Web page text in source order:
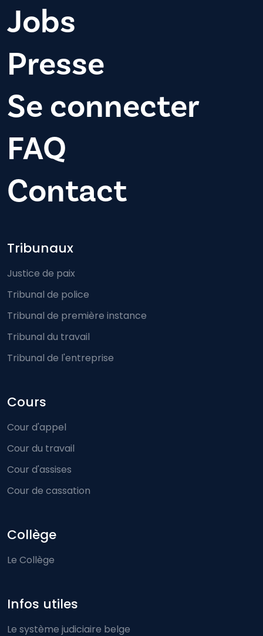
Jobs
Presse
Se connecter
FAQ
Contact
Footer-menu
Tribunaux
Justice de paix
Tribunal de police
Tribunal de première instance
Tribunal du travail
Tribunal de l'entreprise
Cours
Cour d'appel
Cour du travail
Cour d'assises
Cour de cassation
Collège
Le Collège
Infos utiles
Le système judiciaire belge